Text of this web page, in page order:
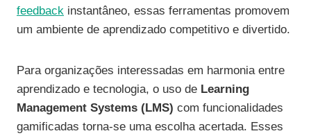
feedback instantâneo, essas ferramentas promovem
um ambiente de aprendizado competitivo e divertido.
Para organizações interessadas em harmonia entre
aprendizado e tecnologia, o uso de Learning
Management Systems (LMS) com funcionalidades
gamificadas torna-se uma escolha acertada. Esses